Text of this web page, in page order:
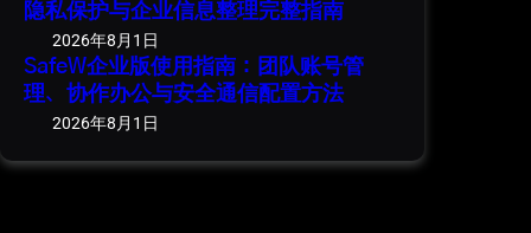
隐私保护与企业信息整理完整指南
2026年8月1日
SafeW企业版使用指南：团队账号管
理、协作办公与安全通信配置方法
2026年8月1日